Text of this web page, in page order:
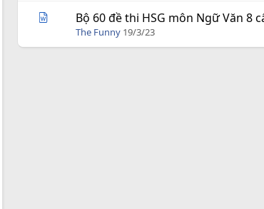
Bộ 60 đề thi HSG môn Ngữ Văn 8
The Funny 19/3/23